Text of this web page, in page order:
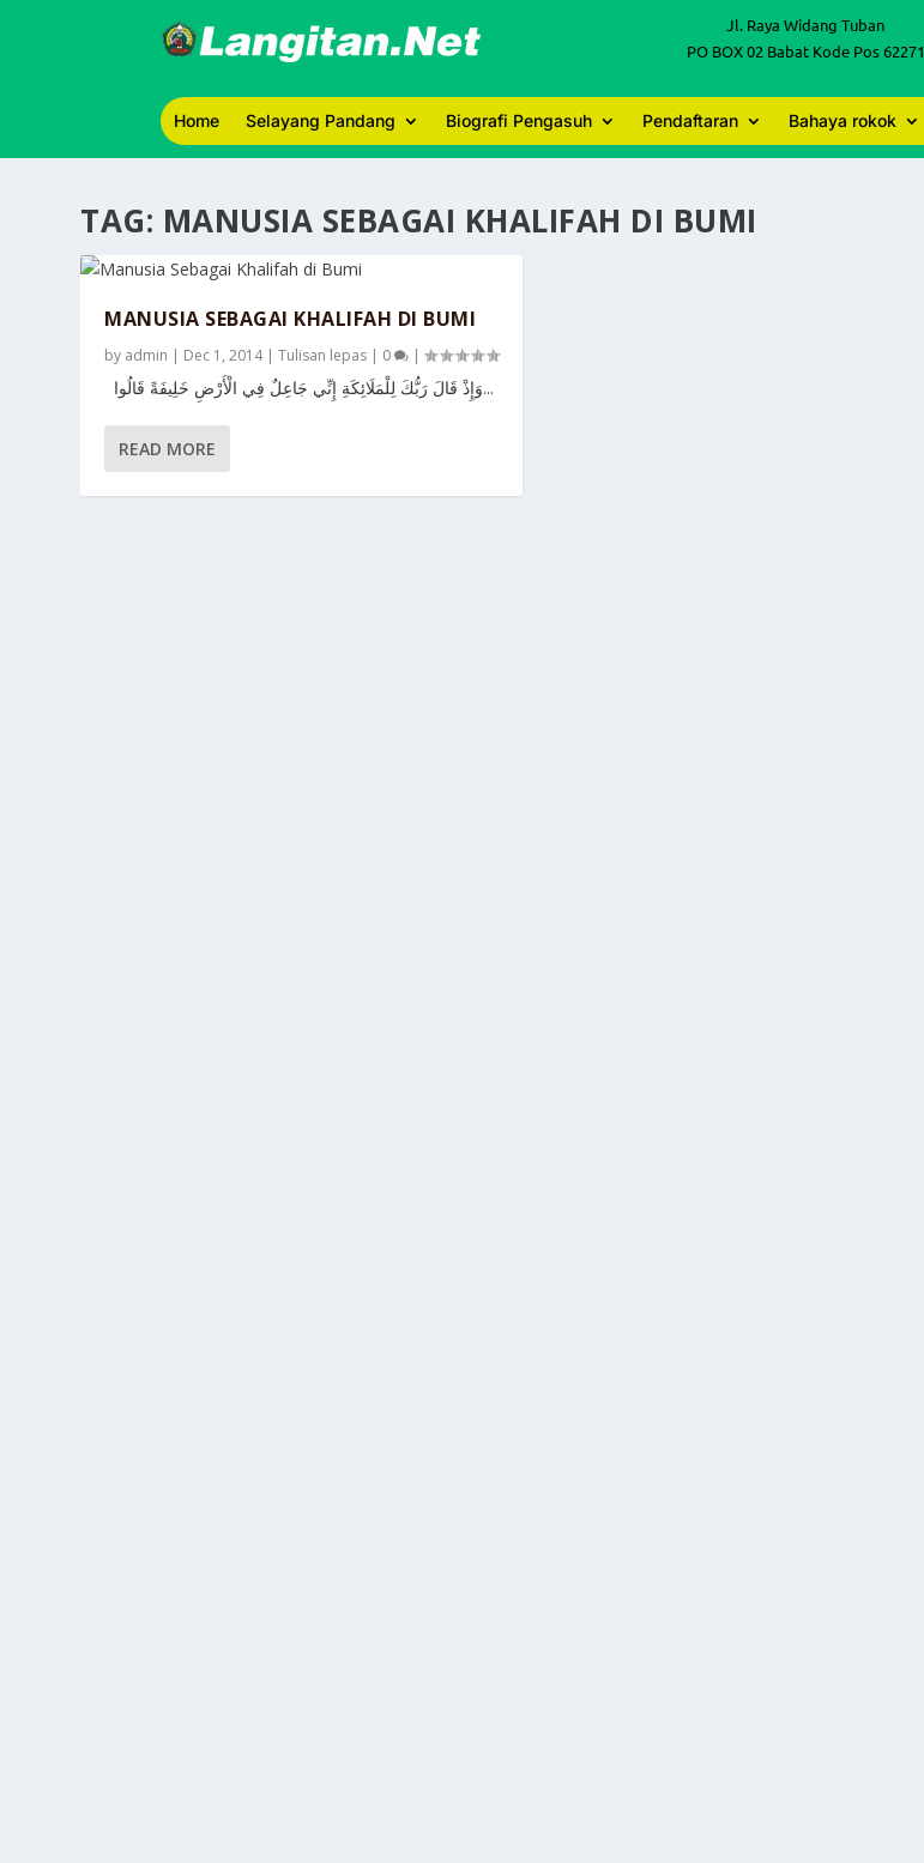
Jl. Raya Widang Tuban
PO BOX 02 Babat Kode Pos 62271
Home Selayang Pandang Biografi Pengasuh Pendaftaran Bahaya rokok
TAG: MANUSIA SEBAGAI KHALIFAH DI BUMI
MANUSIA SEBAGAI KHALIFAH DI BUMI
by admin | Dec 1, 2014|Tulisan lepas | 0 |
وَإِذْ قَالَ رَبُّكَ لِلْمَلَائِكَةِ إِنِّي جَاعِلٌ فِي الْأَرْضِ خَلِيفَةً قَالُوا...
READ MORE